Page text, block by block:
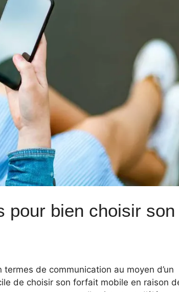
pour bien choisir son
de communication au moyen d’un
de choisir son forfait mobile en raison